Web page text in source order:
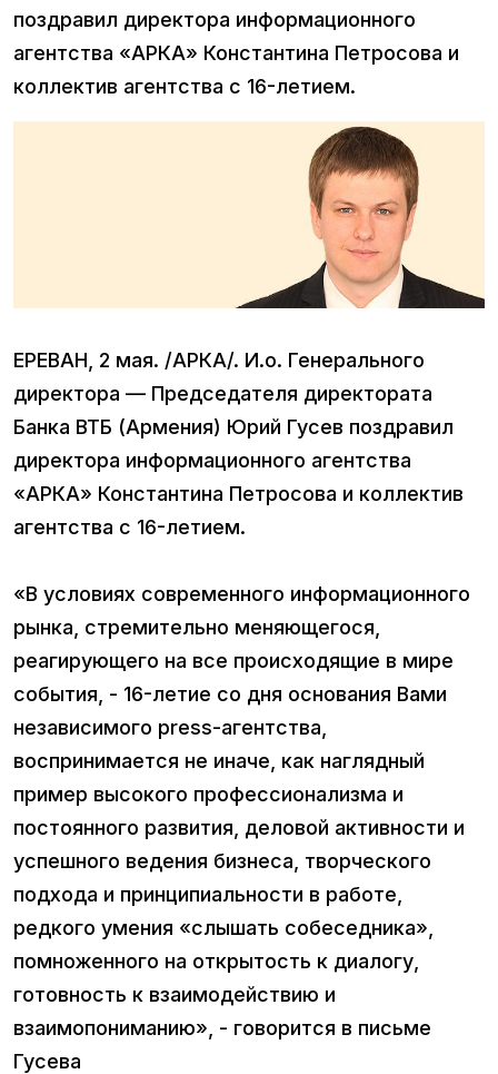
поздравил директора информационного
агентства «АРКА» Константина Петросова и
коллектив агентства с 16-летием.
ЕРЕВАН, 2 мая. /АРКА/. И.о. Генерального
директора — Председателя директората
Банка ВТБ (Армения) Юрий Гусев поздравил
директора информационного агентства
«АРКА» Константина Петросова и коллектив
агентства с 16-летием.
«В условиях современного информационного
рынка, стремительно меняющегося,
реагирующего на все происходящие в мире
события, - 16-летие со дня основания Вами
независимого press-агентства,
воспринимается не иначе, как наглядный
пример высокого профессионализма и
постоянного развития, деловой активности и
успешного ведения бизнеса, творческого
подхода и принципиальности в работе,
редкого умения «слышать собеседника»,
помноженного на открытость к диалогу,
готовность к взаимодействию и
взаимопониманию», - говорится в письме
Гусева